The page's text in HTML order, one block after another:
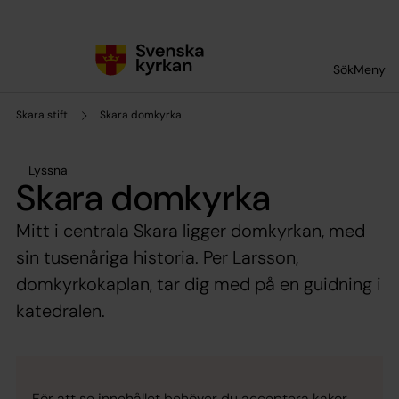
SökMeny
Skara stift Skara domkyrka
Lyssna
Skara domkyrka
Mitt i centrala Skara ligger domkyrkan, med
sin tusenåriga historia. Per Larsson,
domkyrkokaplan, tar dig med på en guidning i
katedralen.